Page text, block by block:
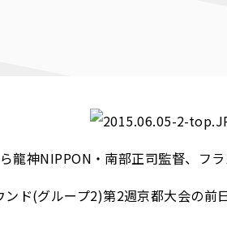
龍神NIPPON・南部正司監督、フ
ド(グループ2)第2週京都大会の